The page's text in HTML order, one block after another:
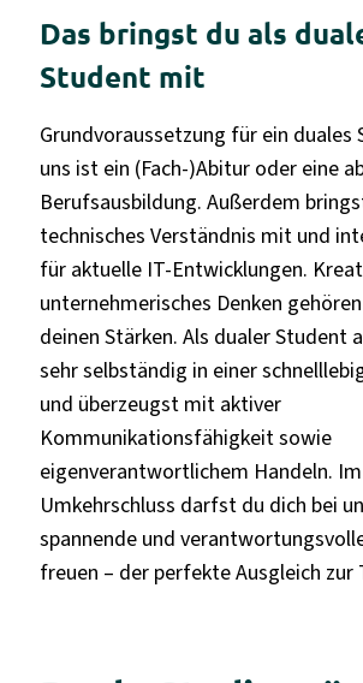
Das bringst du als
Student mit
Grundvoraussetzung für ein duales
uns ist ein (Fach-)Abitur oder eine
Berufsausbildung. Außerdem
technisches Verständnis mit und
für aktuelle IT-Entwicklungen.
unternehmerisches Denken
deinen Stärken. Als dualer Student
sehr selbständig in einer
und überzeugst mit aktiver
Kommunikationsfähigkeit sowie
eigenverantwortlichem Handeln. Im
Umkehrschluss darfst du dich bei
spannende und
freuen – der perfekte Ausgleich zur